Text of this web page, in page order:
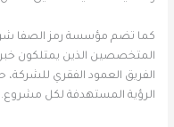
كما تضم مؤسسة رمز الصفا
المتخصصين الذين يمتلكون
الفريق العمود الفقري
الرؤية المستهدفة لكل مشروع.